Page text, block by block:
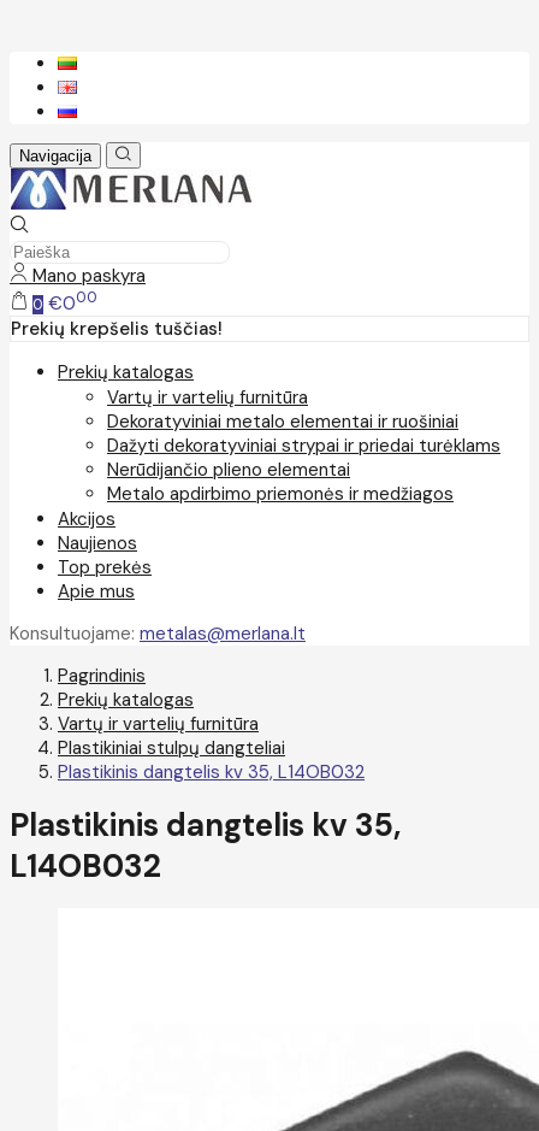
Navigacija
Mano paskyra
0 €000
Prekių krepšelis tuščias!
Prekių katalogas
Vartų ir vartelių furnitūra
Dekoratyviniai metalo elementai ir ruošiniai
Dažyti dekoratyviniai strypai ir priedai turėklams
Nerūdijančio plieno elementai
Metalo apdirbimo priemonės ir medžiagos
Akcijos
Naujienos
Top prekės
Apie mus
Konsultuojame: metalas@merlana.lt
Pagrindinis
Prekių katalogas
Vartų ir vartelių furnitūra
Plastikiniai stulpų dangteliai
Plastikinis dangtelis kv 35, L14OB032
Plastikinis dangtelis kv 35,
L14OB032